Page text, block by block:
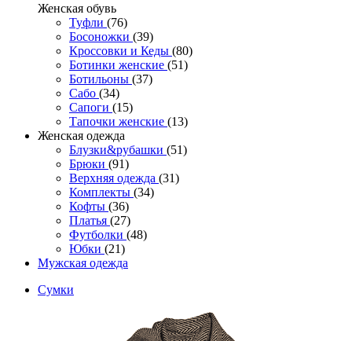
Женcкая обувь
Туфли (76)
Босоножки (39)
Кроссовки и Кеды (80)
Ботинки женские (51)
Ботильоны (37)
Сабо (34)
Сапоги (15)
Тапочки женские (13)
Женская одежда
Блузки&рубашки (51)
Брюки (91)
Верхняя одежда (31)
Комплекты (34)
Кофты (36)
Платья (27)
Футболки (48)
Юбки (21)
Мужская одежда
Сумки